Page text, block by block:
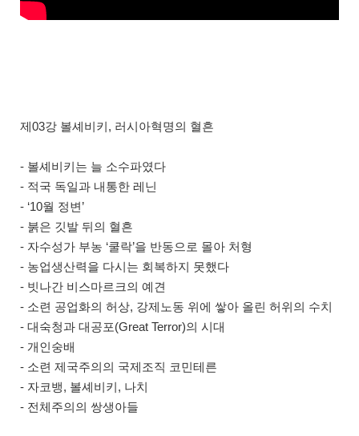
제03강 볼셰비키, 러시아혁명의 혈흔
- 볼셰비키는 늘 소수파였다
- 적국 독일과 내통한 레닌
- ‘10월 정변’
- 붉은 깃발 뒤의 혈흔
- 자수성가 부농 ‘쿨락’을 반동으로 몰아 처형
- 농업생산력을 다시는 회복하지 못했다
- 빗나간 비스마르크의 예견
- 소련 공업화의 허상, 강제노동 위에 쌓아 올린 허위의 수치
- 대숙청과 대공포(Great Terror)의 시대
- 개인숭배
- 소련 제국주의의 국제조직 코민테른
- 자코뱅, 볼셰비키, 나치
- 전체주의의 쌍생아들